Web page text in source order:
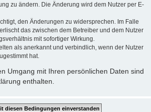
zu ändern. Die Änderung wird dem Nutzer per E-
den Änderungen zu widersprechen. Im Falle
das zwischen dem Betreiber und dem Nutzer
mit sofortiger Wirkung.
als anerkannt und verbindlich, wenn der Nutzer
hat.
Umgang mit Ihren persönlichen Daten sind
enthalten.